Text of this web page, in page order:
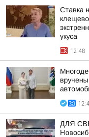
Ставка
укуса
12:48
ДЛЯ